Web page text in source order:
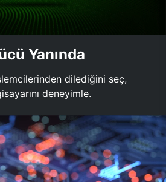
Yanında
dilediğini seç,
deneyimle.